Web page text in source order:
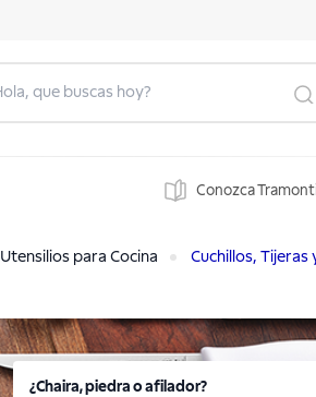
Conozca
Utensilios para Cocina Cuchillos, Tijeras
¿Chaira, piedra o afilador?